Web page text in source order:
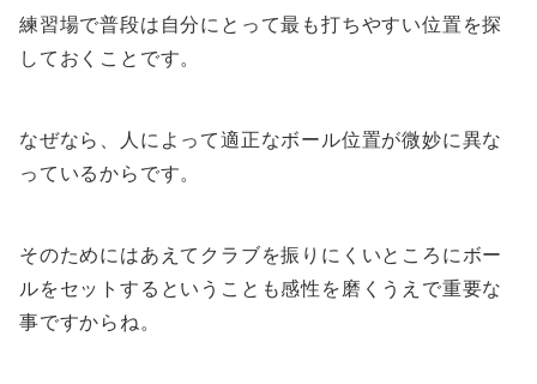
練習場で普段は自分にとって最も打ちやすい位置を探
しておくことです。
なぜなら、人によって適正なボール位置が微妙に異な
っているからです。
そのためにはあえてクラブを振りにくいところにボー
ルをセットするということも感性を磨くうえで重要な
事ですからね。